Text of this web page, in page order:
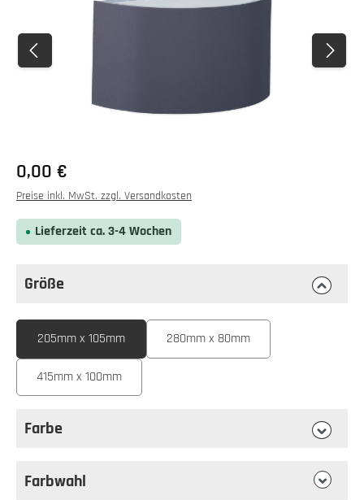
0,00 €
Preise inkl. MwSt. zzgl. Versandkosten
Lieferzeit ca. 3-4 Wochen
Größe
Größeauswählen
205mm x 105mm 280mm x 80mm
415mm x 100mm
Farbe
Farbwahl